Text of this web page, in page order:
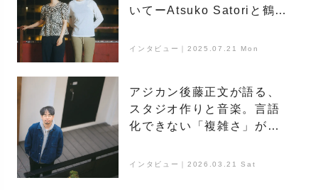
いてーAtsuko Satoriと鶴田
インタビュー｜2025.07.21 Mon
アジカン後藤正文が語る、
スタジオ作りと音楽。言語
化できない「複雑さ」がマ
インタビュー｜2026.03.21 Sat